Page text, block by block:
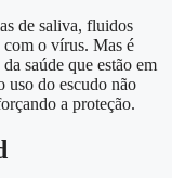
de saliva, fluidos
com o vírus. Mas é
saúde que estão em
uso do escudo não
a proteção.